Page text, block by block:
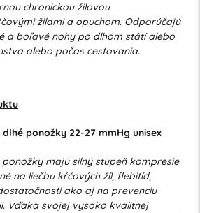
chronickou žilovou
žilami a opuchom. Odporúčajú
a boľavé nohy po dlhom státí alebo
alebo počas cestovania.
ponožky 22-27 mmHg unisex
majú silný stupeň kompresie
na liečbu kŕčových žíl, flebitíd,
ako aj na prevenciu
Vďaka svojej vysoko kvalitnej